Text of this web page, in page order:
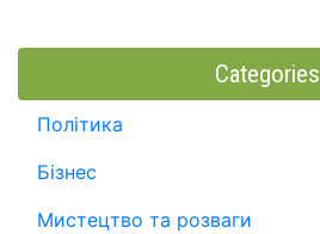
Categories
Політика
Бізнес
Мистецтво та розваги